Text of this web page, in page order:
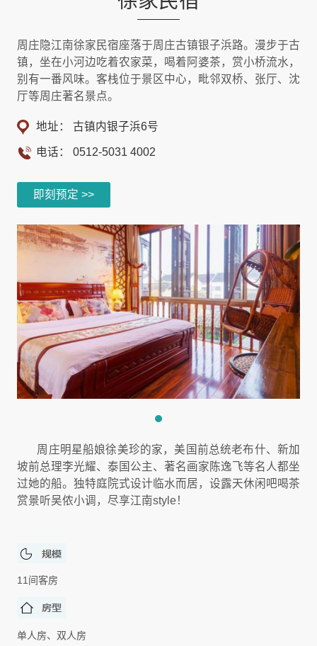
周庄隐江南徐家民宿座落于周庄古镇银子浜路。漫步于古
镇，坐在小河边吃着农家菜，喝着阿婆茶，赏小桥流水，
别有一番风味。客栈位于景区中心，毗邻双桥、张厅、沈
厅等周庄著名景点。
地址： 古镇内银子浜6号
电话： 0512-5031 4002
即刻预定 >>
周庄明星船娘徐美珍的家，美国前总统老布什、新加
坡前总理李光耀、泰国公主、著名画家陈逸飞等名人都坐
过她的船。独特庭院式设计临水而居，设露天休闲吧喝茶
赏景听吴侬小调，尽享江南style！
11间客房
单人房、双人房